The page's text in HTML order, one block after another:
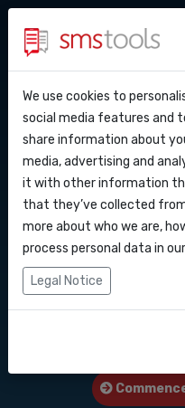
API Docs
Webhooks
Intégrations
Zapier
Pourquoi smstools
Blog
Service level
Contact
Demander une
Envoyer
masse
Logiciel de
d'API SMS pour
We use cookies to
social media features and
share information about
media, advertising and
it with other information
that they’ve collected
more about who we are,
process personal data in our
Legal Notice